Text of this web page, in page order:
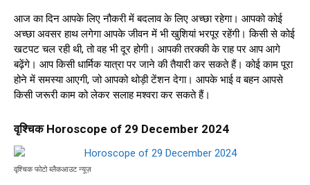
आज का दिन आपके लिए नौकरी में बदलाव के लिए अच्छा रहेगा। आपको कोई
अच्छा अवसर हाथ लगेगा आपके जीवन में भी खुशियां भरपूर रहेंगी। किसी से कोई
खटपट चल रही थी, तो वह भी दूर होगी। आपकी तरक्की के राह पर आप आगे
बढ़ेंगे। आप किसी धार्मिक यात्रा पर जाने की तैयारी कर सकते हैं। कोई काम पूरा
होने में समस्या आएगी, जो आपको थोड़ी टेंशन देगा। आपके भाई व बहन आपसे
किसी जरूरी काम को लेकर सलाह मश्वरा कर सकते हैं।
वृश्चिक Horoscope of 29 December 2024
वृश्चिक फोटो ब्लैकआउट न्यूज़